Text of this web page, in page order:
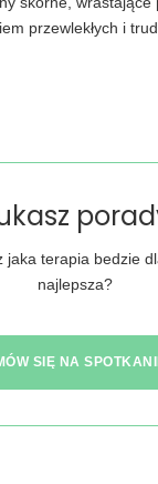
przewlekłych i
jaka terapia bedzie
najlepsza?
SIĘ NA